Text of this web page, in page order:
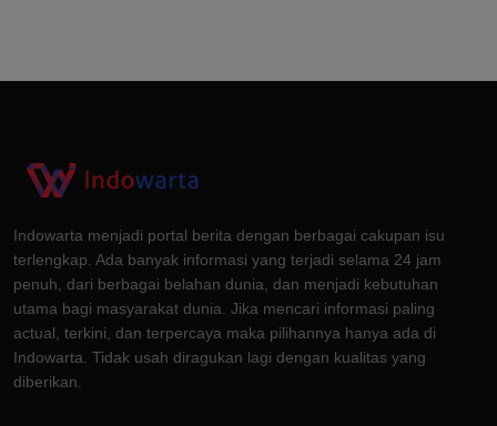
Indowarta menjadi portal berita dengan berbagai cakupan isu
terlengkap. Ada banyak informasi yang terjadi selama 24 jam
penuh, dari berbagai belahan dunia, dan menjadi kebutuhan
utama bagi masyarakat dunia. Jika mencari informasi paling
actual, terkini, dan terpercaya maka pilihannya hanya ada di
Indowarta. Tidak usah diragukan lagi dengan kualitas yang
diberikan.